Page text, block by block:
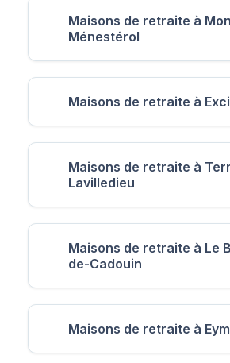
Maisons de retraite à
Ménestérol
Maisons de retraite à
Maisons de retraite à
Lavilledieu
Maisons de retraite à Le
de-Cadouin
Maisons de retraite à